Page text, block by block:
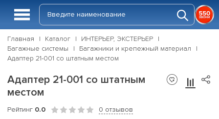
Главная Каталог
ИНТЕРЬЕР, ЭКСТЕРЬЕР
Багажные системы
Багажники и крепежный материал
Адаптер 21-001 со штатным местом
Адаптер 21-001 со штатным
местом
Рейтинг 0.0 0 отзывов